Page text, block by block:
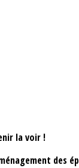
la voir !
des